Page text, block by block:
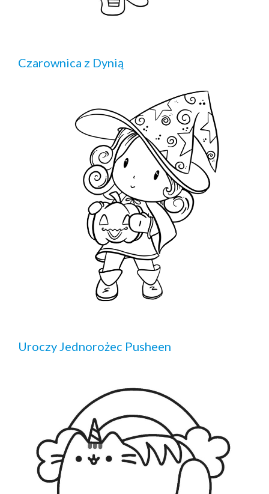
Czarownica z Dynią
Uroczy Jednorożec Pusheen